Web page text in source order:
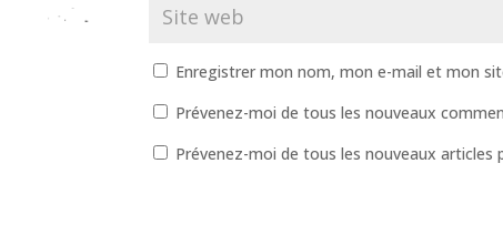
Enregistrer mon nom, mon e-mail et mon
Prévenez-moi de tous les nouveaux
Prévenez-moi de tous les nouveaux articles